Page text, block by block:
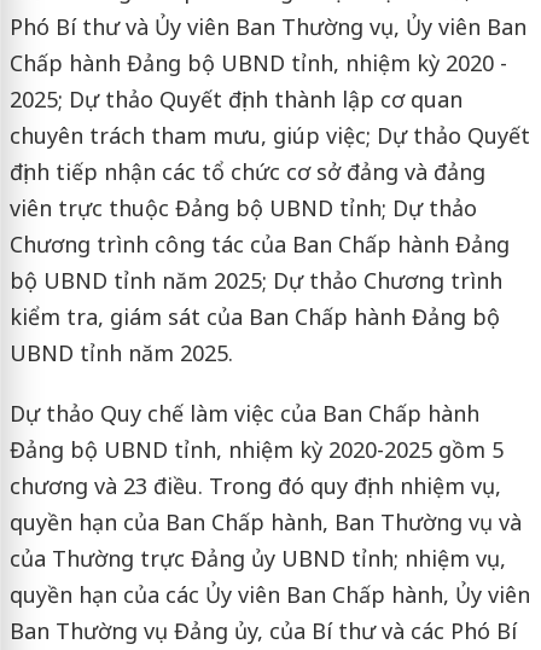
Phó Bí thư và Ủy viên Ban Thường vụ, Ủy viên Ban
Chấp hành Đảng bộ UBND tỉnh, nhiệm kỳ 2020 -
2025; Dự thảo Quyết định thành lập cơ quan
chuyên trách tham mưu, giúp việc; Dự thảo Quyết
định tiếp nhận các tổ chức cơ sở đảng và đảng
viên trực thuộc Đảng bộ UBND tỉnh; Dự thảo
Chương trình công tác của Ban Chấp hành Đảng
bộ UBND tỉnh năm 2025; Dự thảo Chương trình
kiểm tra, giám sát của Ban Chấp hành Đảng bộ
UBND tỉnh năm 2025.
Dự thảo Quy chế làm việc của Ban Chấp hành
Đảng bộ UBND tỉnh, nhiệm kỳ 2020-2025 gồm 5
chương và 23 điều. Trong đó quy định nhiệm vụ,
quyền hạn của Ban Chấp hành, Ban Thường vụ và
của Thường trực Đảng ủy UBND tỉnh; nhiệm vụ,
quyền hạn của các Ủy viên Ban Chấp hành, Ủy viên
Ban Thường vụ Đảng ủy, của Bí thư và các Phó Bí